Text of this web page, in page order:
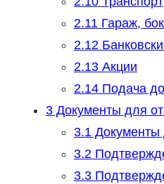
2.11Гараж,
2.12
2.13Акции
2.14Подача
3Документы для
3.1Документы
3.2
3.3